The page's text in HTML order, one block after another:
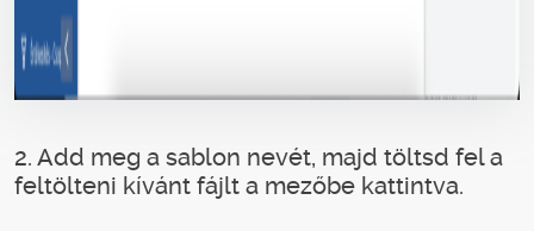
2. Add meg a sablon nevét, majd töltsd fel a
feltölteni kívánt fájlt a mezőbe kattintva.